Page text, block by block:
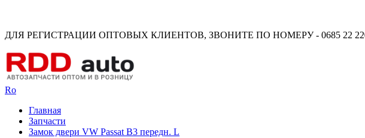
ДЛЯ РЕГИСТРАЦИИ ОПТОВЫХ КЛИЕНТОВ, ЗВОНИТЕ ПО НОМЕРУ - 0685 22
Ro
Главная
Запчасти
Замок двери VW Passat B3 передн. L